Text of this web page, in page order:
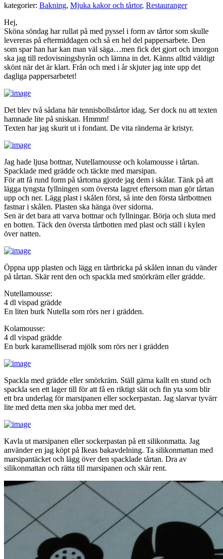
kategorier: Bakning, Mjuka kakor och tårtor, Restauranger
Hej,
Sköna söndag har rullat på med pyssel i form av tårtor som skulle
levereras på eftermiddagen och så en hel del pappersarbete. Den
som spar han har kan man väl säga…men fick det gjort och imorgon
ska jag till redovisningsbyrån och lämna in det. Känns alltid väldigt
skönt när det är klart. Från och med i år skjuter jag inte upp det
dagliga pappersarbetet!
Det blev två sådana här tennisbollstårtor idag. Ser dock nu att texten
hamnade lite på sniskan. Hmmm!
Texten har jag skurit ut i fondant. De vita ränderna är kristyr.
Jag hade ljusa bottnar, Nutellamousse och kolamousse i tårtan.
Spacklade med grädde och täckte med marsipan.
För att få rund form på tårtorna gjorde jag dem i skålar. Tänk på att
lägga tyngsta fyllningen som översta lagret eftersom man gör tårtan
upp och ner. Lägg plast i skålen först, så inte den första tårtbottnen
fastnar i skålen. Plasten ska hänga över sidorna.
Sen är det bara att varva bottnar och fyllningar. Börja och sluta med
en botten. Täck den översta tårtbotten med plast och ställ i kylen
över natten.
Öppna upp plasten och lägg en tårtbricka på skålen innan du vänder
på tårtan. Skär rent den och spackla med smörkräm eller grädde.
Nutellamousse:
4 dl vispad grädde
En liten burk Nutella som rörs ner i grädden.
Kolamousse:
4 dl vispad grädde
En burk karamelliserad mjölk som rörs ner i grädden
Spackla med grädde eller smörkräm. Ställ gärna kallt en stund och
spackla sen ett lager till för att få en riktigt slät och fin yta som blir
ett bra underlag för marsipanen eller sockerpastan. Jag slarvar tyvärr
lite med detta men ska jobba mer med det.
Kavla ut marsipanen eller sockerpastan på ett silikonmatta. Jag
använder en jag köpt på Ikeas bakavdelning. Ta silikonmattan med
marsipantäcket och lägg över den spacklade tårtan. Dra av
silikonmattan och rätta till marsipanen och skär rent.